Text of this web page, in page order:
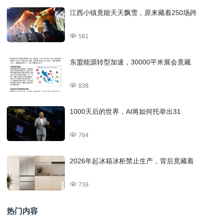
江西小镇竟能天天飘雪，原来藏着250场跨
581
东盟能源转型加速，30000平米展会竟藏
838
1000天后的世界，AI将如何托举出31
764
2026年起冰箱冰柜禁止生产，背后竟藏着
739
热门内容